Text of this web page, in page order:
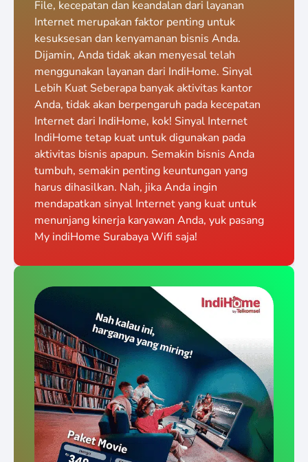
File, kecepatan dan keandalan dari layanan
Internet merupakan faktor penting untuk
kesuksesan dan kenyamanan bisnis Anda.
Dijamin, Anda tidak akan menyesal telah
menggunakan layanan dari IndiHome. Sinyal
Lebih Kuat Seberapa banyak aktivitas kantor
Anda, tidak akan berpengaruh pada kecepatan
Internet dari IndiHome, kok! Sinyal Internet
IndiHome tetap kuat untuk digunakan pada
aktivitas bisnis apapun. Semakin bisnis Anda
tumbuh, semakin penting keuntungan yang
harus dihasilkan. Nah, jika Anda ingin
mendapatkan sinyal Internet yang kuat untuk
menunjang kinerja karyawan Anda, yuk pasang
My indiHome Surabaya Wifi saja!